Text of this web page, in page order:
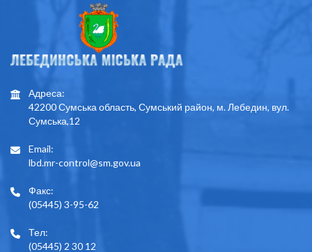
Адреса:
42200 Сумська область, Сумський район, м. Лебедин, вул.
Сумська,12
Email:
lbd.mr-control@sm.gov.ua
Факс:
(05445) 3-95-62
Тел:
(05445) 2 30 12